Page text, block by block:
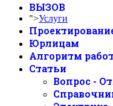
ВЫЗОВ
">Услуги
Юрлицам
Алгоритм работ
Статьи
Вопрос -